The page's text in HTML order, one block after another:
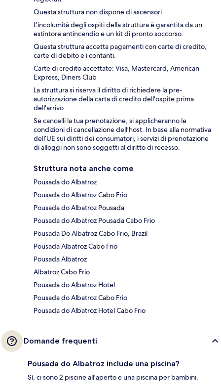
Questa struttura non dispone di ascensori.
L'incolumità degli ospiti della struttura è garantita da un
estintore antincendio e un kit di pronto soccorso.
Questa struttura accetta pagamenti con carte di credito,
carte di debito e i contanti.
Carte di credito accettate: Visa, Mastercard, American
Express, Diners Club
La struttura si riserva il diritto di richiedere la pre-
autorizzazione della carta di credito dell'ospite prima
dell'arrivo.
Se cancelli la tua prenotazione, si applicheranno le
condizioni di cancellazione dell’host. In base alla normativa
dell’UE sui diritti dei consumatori, i servizi di prenotazione
di alloggi non sono soggetti al diritto di recesso.
Struttura nota anche come
Pousada do Albatroz
Pousada do Albatroz Cabo Frio
Pousada do Albatroz Pousada
Pousada do Albatroz Pousada Cabo Frio
Pousada Do Albatroz Cabo Frio, Brazil
Pousada Albatroz Cabo Frio
Pousada Albatroz
Albatroz Cabo Frio
Pousada do Albatroz Hotel
Pousada do Albatroz Cabo Frio
Pousada do Albatroz Hotel Cabo Frio
Domande frequenti
Pousada do Albatroz include una piscina?
Sì, ci sono 2 piscine all'aperto e una piscina per bambini.